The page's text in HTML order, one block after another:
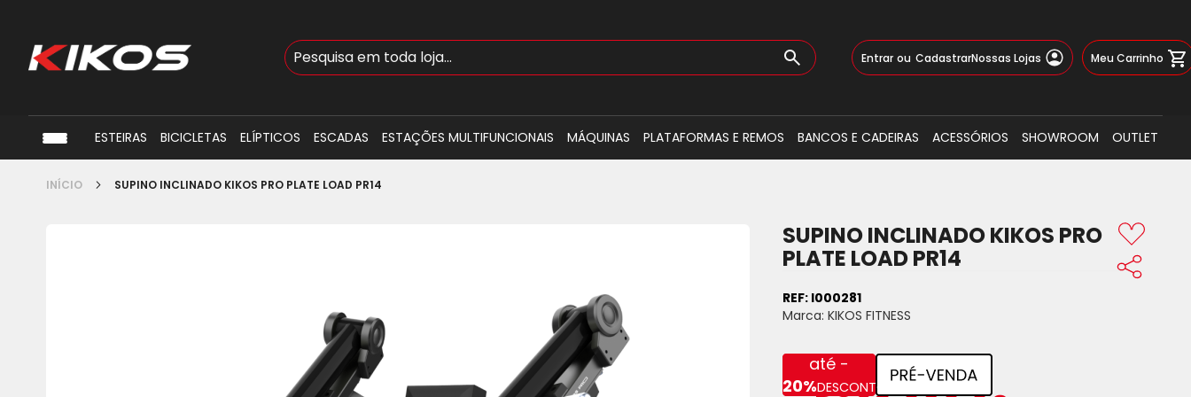
Busca
Pular
para
Entrar CadastrarNossas Lojas Meu Carrinho
ESTEIRAS BICICLETAS ELÍPTICOS ESCADAS ESTAÇÕES MULTIFUNCIONAIS MÁQUINAS PLATAFORMAS E REMOS BANCOS E CADEIRAS ACESSÓRIOS SHOWROOM OUTLET
INÍCIO SUPINO INCLINADO KIKOS PRO PLATE LOAD PR14
SUPINO INCLINADO KIKOS PRO
PLATE LOAD PR14
REF: I000281
Marca: KIKOS FITNESS
até -
20%DESCONTO